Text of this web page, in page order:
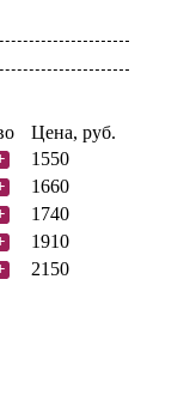
Цена, руб.
1550
1660
1740
1910
2150